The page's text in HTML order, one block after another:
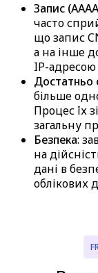
Запис
часто
що запис
а на інше
IP-адресою
Достатньо
більше
Процес їх
загальну
Безпека:
на
дані в
облікових